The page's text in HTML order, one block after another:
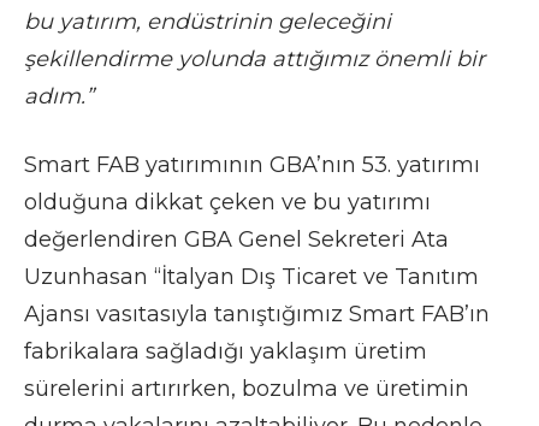
bu yatırım, endüstrinin geleceğini
şekillendirme yolunda attığımız önemli bir
adım.”
Smart FAB yatırımının GBA’nın 53. yatırımı
olduğuna dikkat çeken ve bu yatırımı
değerlendiren GBA Genel Sekreteri Ata
Uzunhasan “İtalyan Dış Ticaret ve Tanıtım
Ajansı vasıtasıyla tanıştığımız Smart FAB’ın
fabrikalara sağladığı yaklaşım üretim
sürelerini artırırken, bozulma ve üretimin